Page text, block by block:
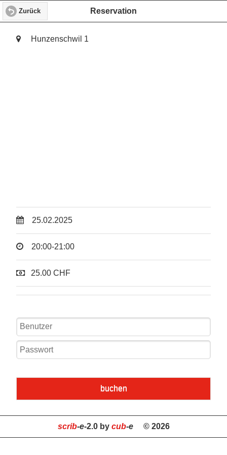
Zurück Reservation
Hunzenschwil 1
25.02.2025
20:00-21:00
25.00 CHF
buchen
scrib-e-2.0 by cub-e© 2026